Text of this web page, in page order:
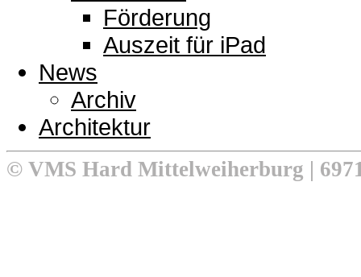
Förderung
Auszeit für iPad
News
Archiv
Architektur
© VMS Hard Mittelweiherburg |